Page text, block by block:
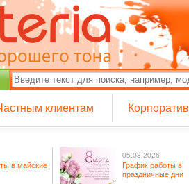
клиентам
в майские
05.03.2026
График работы в
праздничные дни